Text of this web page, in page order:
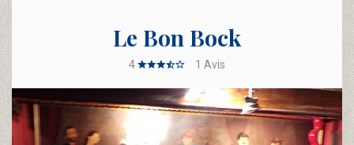
Le Bon Bock
4 1 Avis